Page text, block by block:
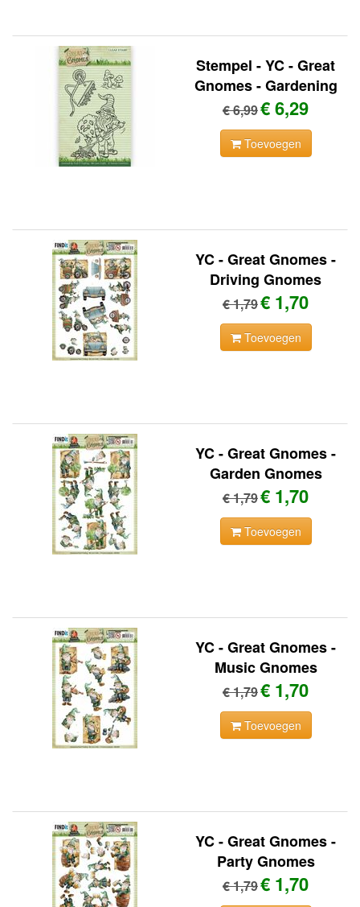
Stempel - YC - Great
Gnomes - Gardening
€ 6,99€ 6,29
Toevoegen
YC - Great Gnomes -
Driving Gnomes
€ 1,79€ 1,70
Toevoegen
YC - Great Gnomes -
Garden Gnomes
€ 1,79€ 1,70
Toevoegen
YC - Great Gnomes -
Music Gnomes
€ 1,79€ 1,70
Toevoegen
YC - Great Gnomes -
Party Gnomes
€ 1,79€ 1,70